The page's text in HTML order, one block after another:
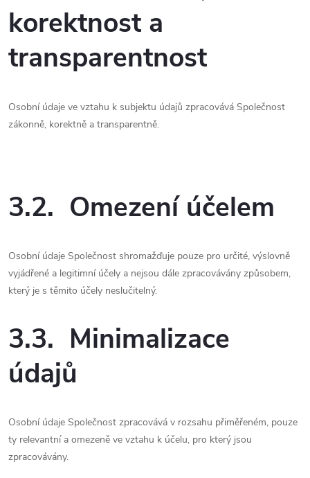
korektnost a
transparentnost
Osobní údaje ve vztahu k subjektu údajů zpracovává Společnost
zákonně, korektně a transparentně.
3.2. Omezení účelem
Osobní údaje Společnost shromažďuje pouze pro určité, výslovně
vyjádřené a legitimní účely a nejsou dále zpracovávány způsobem,
který je s těmito účely neslučitelný.
3.3. Minimalizace
údajů
Osobní údaje Společnost zpracovává v rozsahu přiměřeném, pouze
ty relevantní a omezeně ve vztahu k účelu, pro který jsou
zpracovávány.